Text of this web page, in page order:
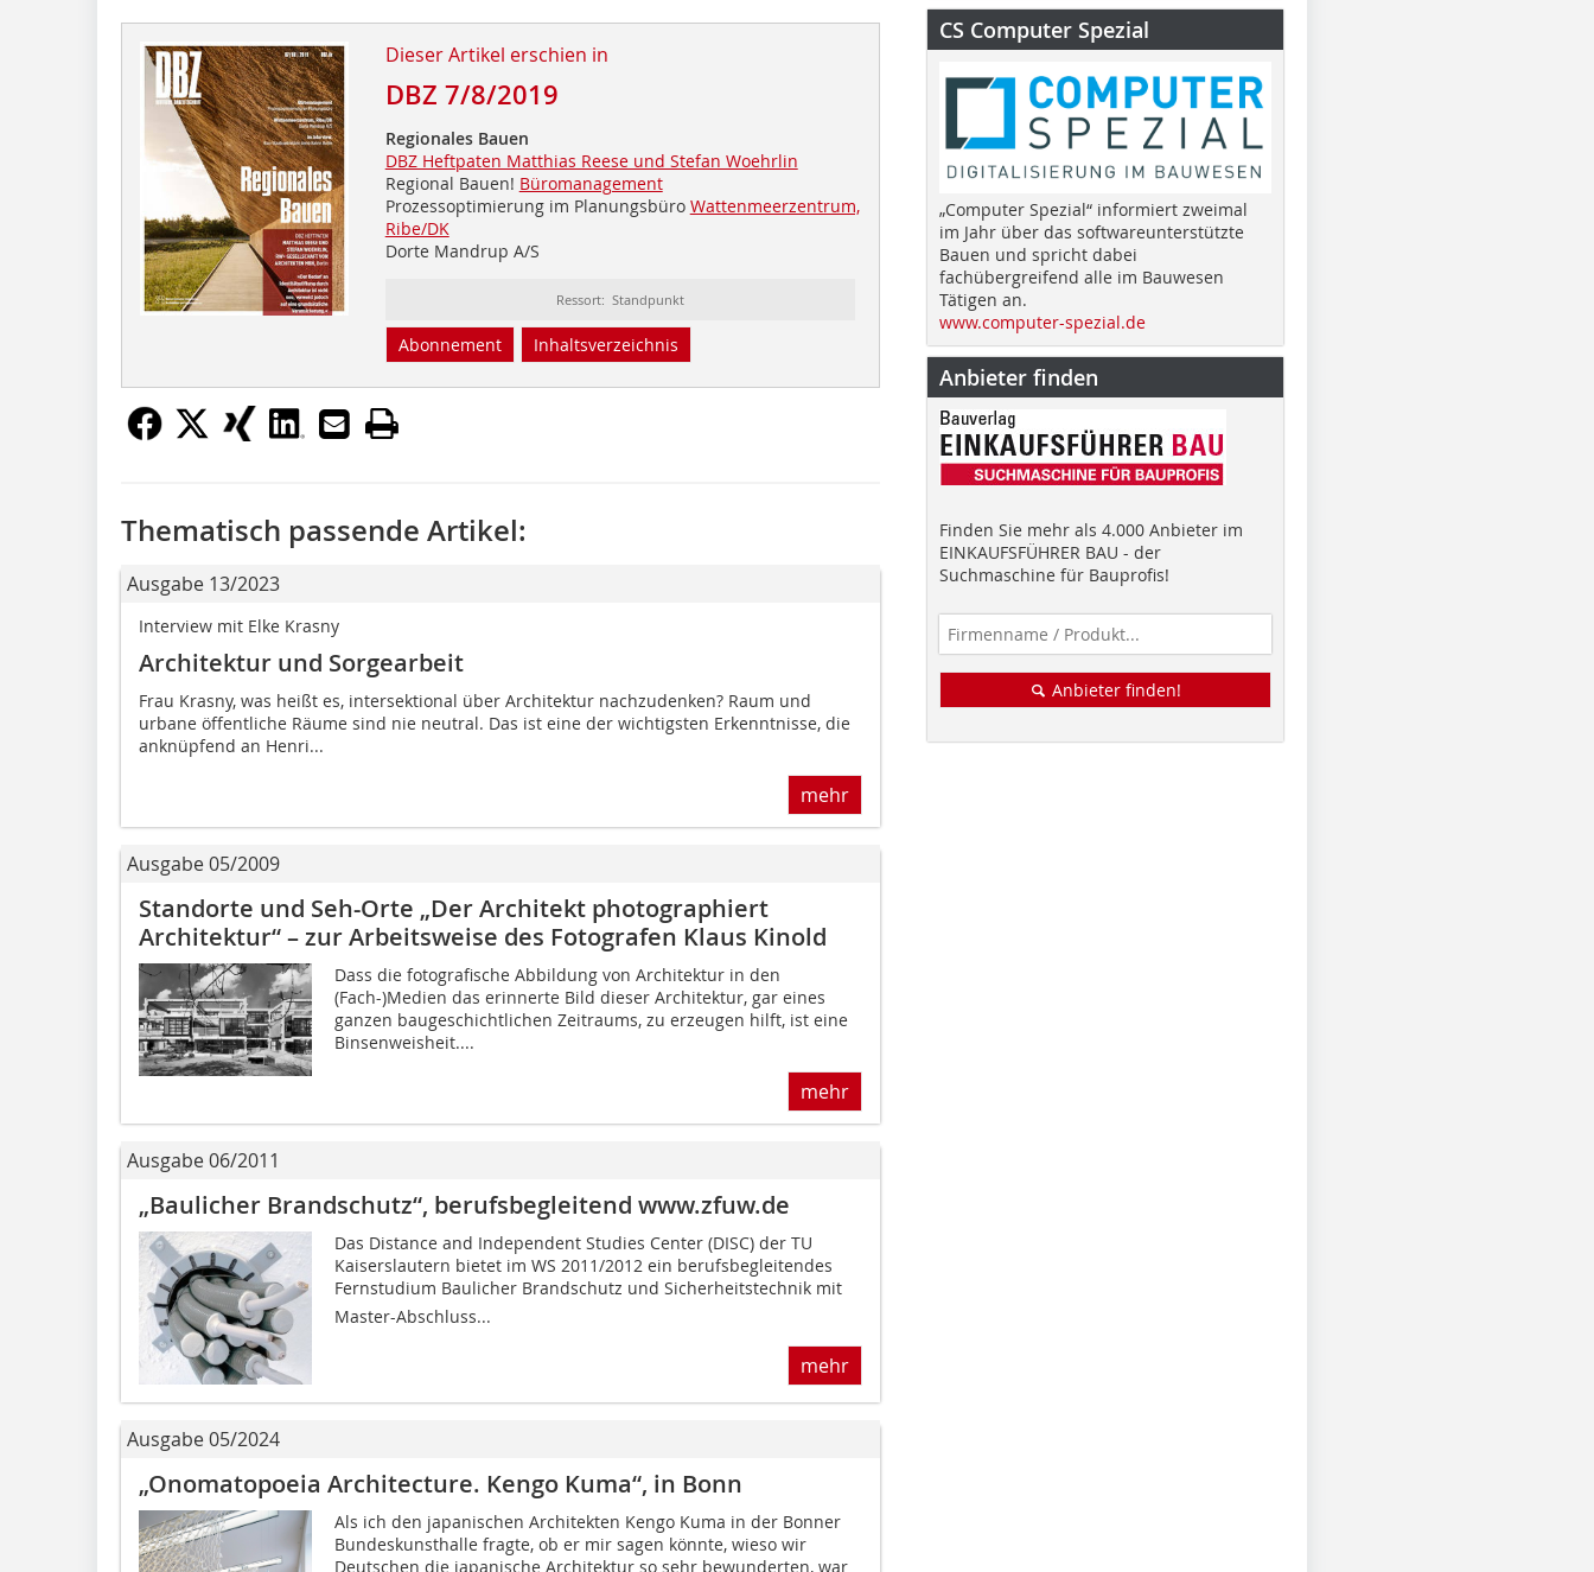
Dieser Artikel erschien in
DBZ 7/8/2019
Regionales Bauen
DBZ Heftpaten Matthias Reese und Stefan Woehrlin
Regional Bauen! Büromanagement
Prozessoptimierung im Planungsbüro Wattenmeerzentrum,
Ribe/DK
Dorte Mandrup A/S
Ressort: Standpunkt
Abonnement Inhaltsverzeichnis
Thematisch passende Artikel:
Ausgabe 13/2023
Interview mit Elke Krasny
Architektur und Sorgearbeit
Frau Krasny, was heißt es, intersektional über Architektur nachzudenken? Raum und
urbane öffentliche Räume sind nie neutral. Das ist eine der wichtigsten Erkenntnisse, die
anknüpfend an Henri...
mehr
Ausgabe 05/2009
Standorte und Seh-Orte „Der Architekt photographiert
Architektur“ – zur Arbeitsweise des Fotografen Klaus Kinold
Dass die fotografische Abbildung von Architektur in den
(Fach-)Medien das erinnerte Bild dieser Architektur, gar eines
ganzen baugeschichtlichen Zeitraums, zu erzeugen hilft, ist eine
Binsenweisheit....
mehr
Ausgabe 06/2011
„Baulicher Brandschutz“, berufsbegleitend www.zfuw.de
Das Distance and Independent Studies Center (DISC) der TU
Kaiserslautern bietet im WS 2011/2012 ein berufsbegleitendes
Fernstudium Baulicher Brandschutz und Sicherheitstechnik mit
Master-Abschluss...
mehr
Ausgabe 05/2024
„Onomatopoeia Architecture. Kengo Kuma“, in Bonn
Als ich den japanischen Architekten Kengo Kuma in der Bonner
Bundeskunsthalle fragte, ob er mir sagen könnte, wieso wir
Deutschen die japanische Architektur so sehr bewunderten, war
CS Computer Spezial
„Computer Spezial“ informiert zweimal
im Jahr über das softwareunterstützte
Bauen und spricht dabei
fachübergreifend alle im Bauwesen
Tätigen an.
www.computer-spezial.de
Anbieter finden
Finden Sie mehr als 4.000 Anbieter im
EINKAUFSFÜHRER BAU - der
Suchmaschine für Bauprofis!
Anbieter finden!